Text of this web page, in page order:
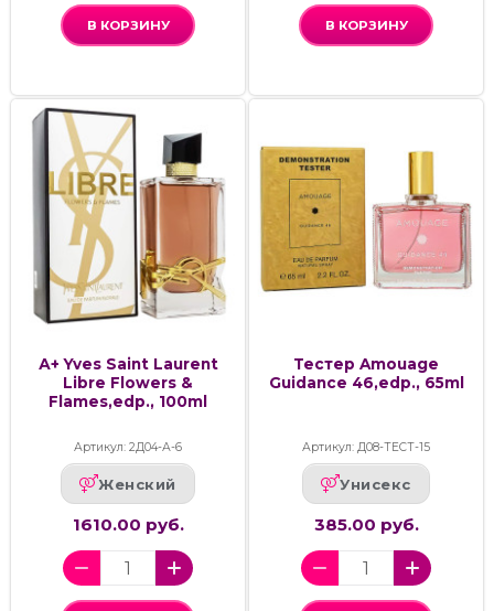
В КОРЗИНУ В КОРЗИНУ
А+ Yves Saint Laurent
Libre Flowers &
Flames,edp., 100ml
Артикул: 2Д04-А-6
Женский
1610.00 руб.
Тестер Amouage
Guidance 46,edp., 65ml
Артикул: Д08-ТЕСТ-15
Унисекс
385.00 руб.